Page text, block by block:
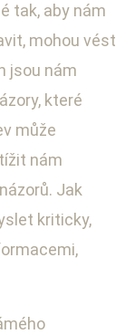
tak, aby nám
mohou vést
jsou nám
které
může
nám
Jak
kriticky,